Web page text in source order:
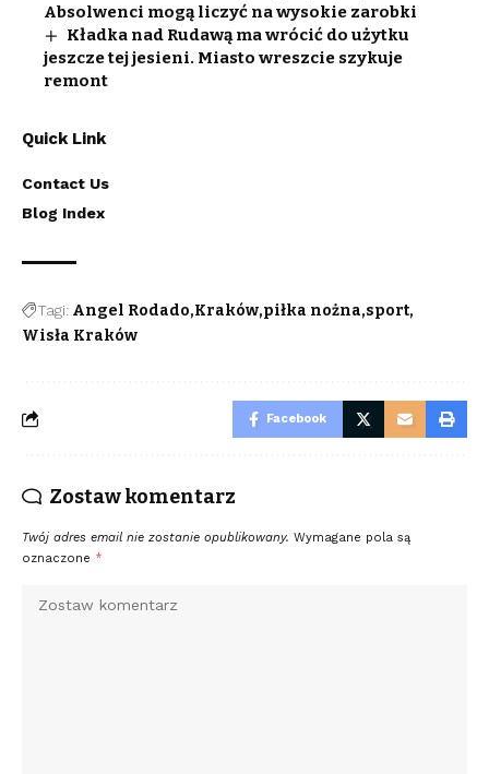
Absolwenci mogą liczyć na wysokie zarobki
Kładka nad Rudawą ma wrócić do użytku
jeszcze tej jesieni. Miasto wreszcie szykuje
remont
Quick Link
Contact Us
Blog Index
Tagi: Angel Rodado Kraków piłka nożna sport
Wisła Kraków
Facebook
Zostaw komentarz
Twój adres email nie zostanie opublikowany. Wymagane pola są
oznaczone *